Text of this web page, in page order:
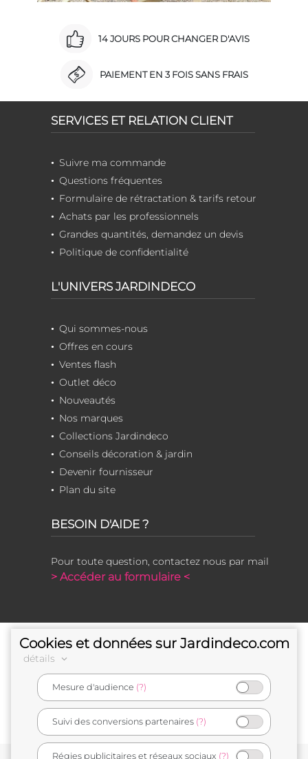
14 JOURS POUR CHANGER D'AVIS
PAIEMENT EN 3 FOIS SANS FRAIS
SERVICES ET RELATION CLIENT
Suivre ma commande
Questions fréquentes
Formulaire de rétractation & tarifs retour
Achats par les professionnels
Grandes quantités, demandez un devis
Politique de confidentialité
L'UNIVERS JARDINDECO
Qui sommes-nous
Offres en cours
Ventes flash
Outlet déco
Nouveautés
Nos marques
Collections Jardindeco
Conseils décoration & jardin
Devenir fournisseur
Plan du site
BESOIN D'AIDE ?
Pour toute question, contactez nous par mail
> Accéder au formulaire <
e-commerçant français
Cookies et données sur Jardindeco.com
détails
Mesure d'audience (?)
Suivi des conversions partenaires (?)
Régies publicitaires et réseaux sociaux (?)